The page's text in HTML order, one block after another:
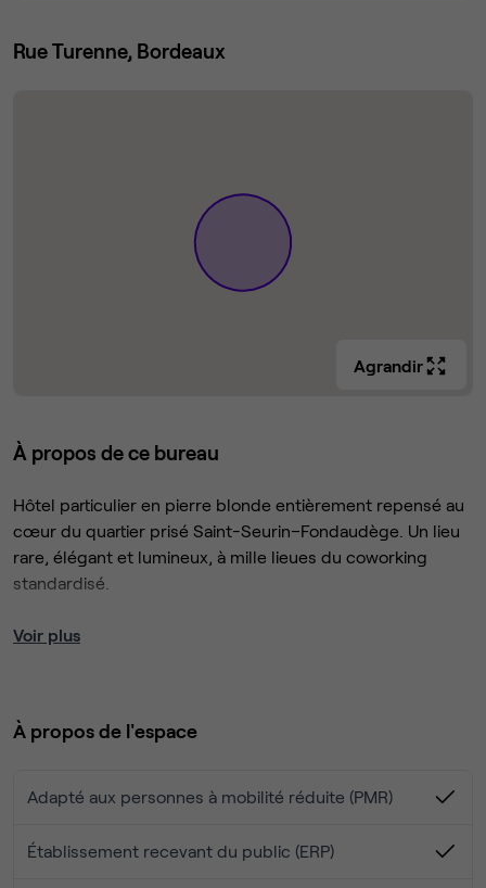
Rue Turenne, Bordeaux
Agrandir
À propos de ce bureau
Hôtel particulier en pierre blonde entièrement repensé au
cœur du quartier prisé Saint-Seurin–Fondaudège. Un lieu
rare, élégant et lumineux, à mille lieues du coworking
standardisé.
Un jardin secret de 150 places
Petit-déjeuner, déjeuner, pauses gourmandes et
du lundi au vendredi. Offres traiteur sur mesure pour vos
Voir plus
À propos de l'espace
Adapté aux personnes à mobilité réduite (PMR)
Établissement recevant du public (ERP)